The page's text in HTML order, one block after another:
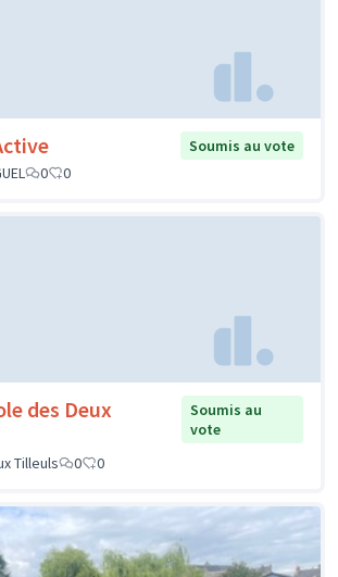
Soumis au vote
0 0
des Deux
Soumis au
vote
Tilleuls
0 0